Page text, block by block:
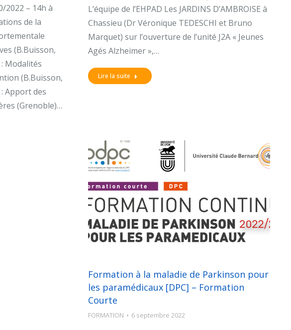
2022 – 14h à
de la
(B.Buisson,
Modalités
(B.Buisson,
Apport des
(Grenoble)…
L’équipe de l’EHPAD Les JARDINS D’AMBROISE à
Chassieu (Dr Véronique TEDESCHI et Bruno
Marquet) sur l’ouverture de l’unité J2A « Jeunes
Agés Alzheimer »,…
Lire la suite
Formation à la maladie de Parkinson pour
les paramédicaux [DPC] – Formation
Courte
FORMATION 6 septembre 2022